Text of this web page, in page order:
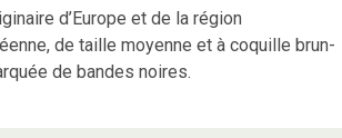
d’Europe et de la région
de taille moyenne et à coquille brun-
de bandes noires.